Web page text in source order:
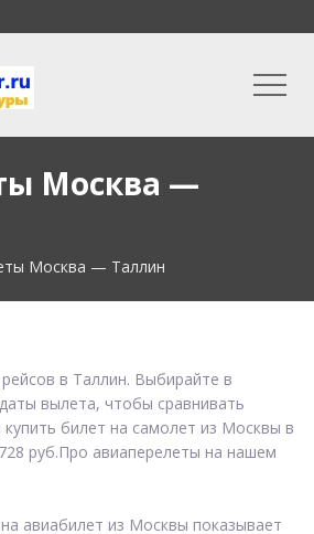
Москва —
Москва — Таллин
в Таллин. Выбирайте в
вылета, чтобы сравнивать
билет на самолет из Москвы в
руб.Про авиаперелеты на нашем
авиабилет из Москвы показывает